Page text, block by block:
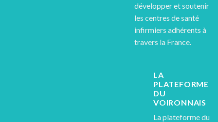
développer et soutenir
les centres de santé
infirmiers adhérents à
travers la France.
LA
PLATEFORME
DU
VOIRONNAIS
La plateforme du